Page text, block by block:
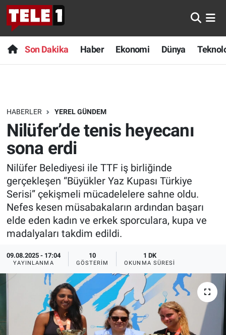
Son Dakika Haber Ekonomi Dünya
HABERLER YEREL GÜNDEM
Nilüfer’de tenis heyecanı
sona erdi
Nilüfer Belediyesi ile TTF iş birliğinde
gerçekleşen “Büyükler Yaz Kupası Türkiye
Serisi” çekişmeli mücadelelere sahne oldu.
Nefes kesen müsabakaların ardından başarı
elde eden kadın ve erkek sporculara, kupa ve
madalyaları takdim edildi.
09.08.2025 - 17:04
YAYINLANMA
10
GÖSTERIM
1 DK
OKUNMA SÜRESI
Anında Manşet
Başka Sohbetler
Bilim turu
Bilim ve Teknoloji Evreni
Doğa Konuşuyor
Dünya
Ege Saati
Eğlence
Ekonomi
Son Dakika
Haber
Dünya
Sağlık
Spor
Yayın Akışı
Nöbetçi Eczaneler
Hava Durumu
Trafik Durumu
Süper Lig Puan Durumu ve Fikstür
Tüm Manşetler
Son Dakika Haberleri
Haber Arşivi